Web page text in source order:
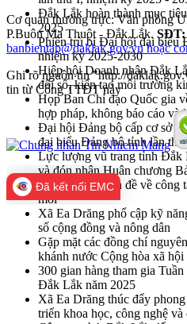
Đắk Lắk hoàn thành mục
2025
Phiên trù bị Đại hội đại biểu
nhiệm kỳ 2025-2030
Hiệp hội Doanh nhân Đắk
đổi số, kiến tạo môi trường
Họp Ban Chỉ đạo Quốc gia
hợp pháp, không báo cáo và
Đại hội Đảng bộ cấp cơ sở
đại biểu Đảng bộ tỉnh lần
Lực lượng vũ trang tỉnh Đắk
và đón nhận Huân chương
Hội nghị chuyên đề về công
mới
Xã Ea Drăng phổ cập kỹ
số cộng đồng và nông dân
Gặp mặt các đồng chí
khánh nước Cộng hòa xã
300 gian hàng tham gia
Đắk Lắk năm 2025
Xã Ea Drăng thúc đẩy
triển khoa học, công nghệ và
Cơ quan thường trực: Văn phòng
P.Buôn Ma Thuột - Đắk Lắk. SĐT:
banbientap@daklak.gov.vn hoặc
Ghi rõ nguồn tin "http://
tin từ Cổng TTĐT này
Đã kết nối EMC